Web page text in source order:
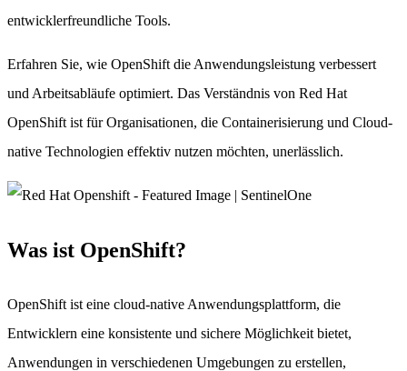
entwicklerfreundliche Tools.
Erfahren Sie, wie OpenShift die Anwendungsleistung verbessert
und Arbeitsabläufe optimiert. Das Verständnis von Red Hat
OpenShift ist für Organisationen, die Containerisierung und Cloud-
native Technologien effektiv nutzen möchten, unerlässlich.
Was ist OpenShift?
OpenShift ist eine cloud-native Anwendungsplattform, die
Entwicklern eine konsistente und sichere Möglichkeit bietet,
Anwendungen in verschiedenen Umgebungen zu erstellen,